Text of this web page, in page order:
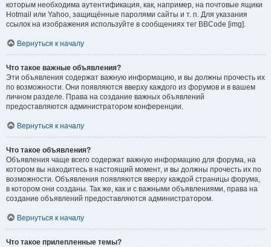
которым необходима аутентификация, как, например, на почтовые ящики
Hotmail или Yahoo, защищённые паролями сайты и т. п. Для указания
ссылок на изображения используйте в сообщениях тег BBCode [img].
Вернуться к началу
Что такое важные объявления?
Эти объявления содержат важную информацию, и вы должны прочесть их
по возможности. Они появляются вверху каждого из форумов и в вашем
личном разделе. Права на создание важных объявлений
предоставляются администратором конференции.
Вернуться к началу
Что такое объявления?
Объявления чаще всего содержат важную информацию для форума, на
котором вы находитесь в настоящий момент, и вы должны прочесть их по
возможности. Объявления появляются вверху каждой страницы форума,
в котором они созданы. Так же, как и с важными объявлениями, права на
создание объявлений предоставляются администратором.
Вернуться к началу
Что такое прилепленные темы?